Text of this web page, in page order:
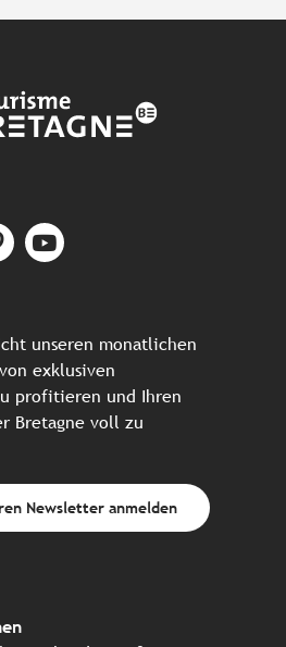
unseren monatlichen
exklusiven
profitieren und Ihren
Bretagne voll zu
Newsletter anmelden